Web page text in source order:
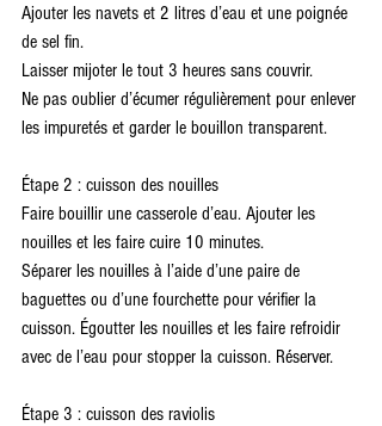
Ajouter les navets et 2 litres d’eau et une poignée
de sel fin.
Laisser mijoter le tout 3 heures sans couvrir.
Ne pas oublier d’écumer régulièrement pour enlever
les impuretés et garder le bouillon transparent.
Étape 2 : cuisson des nouilles
Faire bouillir une casserole d’eau. Ajouter les
nouilles et les faire cuire 10 minutes.
Séparer les nouilles à l’aide d’une paire de
baguettes ou d’une fourchette pour vérifier la
cuisson. Égoutter les nouilles et les faire refroidir
avec de l’eau pour stopper la cuisson. Réserver.
Étape 3 : cuisson des raviolis